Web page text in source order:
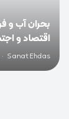
بحران آب و
اقتصاد و
Sanat Ehdas
·